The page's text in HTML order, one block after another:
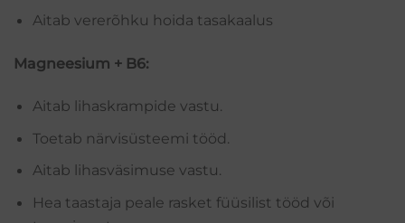
Aitab vererõhku hoida tasakaalus
Magneesium + B6:
Aitab lihaskrampide vastu.
Toetab närvisüsteemi tööd.
Aitab lihasväsimuse vastu.
Hea taastaja peale rasket füüsilist tööd või